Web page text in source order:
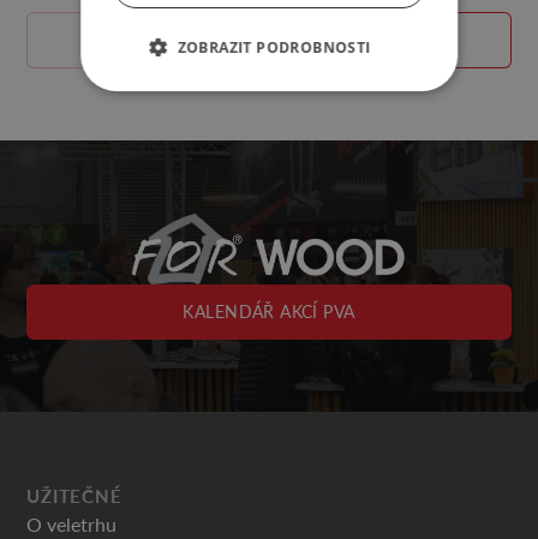
KALENDÁŘ AKCÍ PVA
UŽITEČNÉ
O veletrhu
ZOBRAZIT PODROBNOSTI